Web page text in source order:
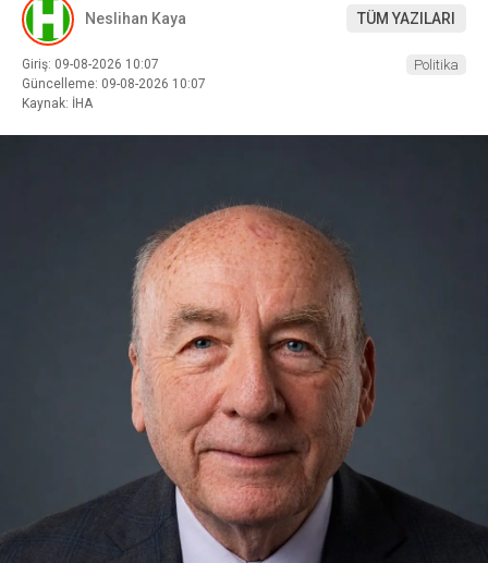
Neslihan Kaya TÜM YAZILARI
Giriş: 09-08-2026 10:07
Güncelleme: 09-08-2026 10:07
Kaynak: İHA
Politika